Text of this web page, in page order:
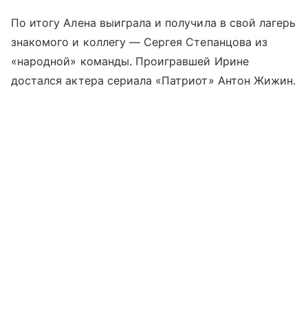
По итогу Алена выиграла и получила в свой лагерь
знакомого и коллегу — Сергея Степанцова из
«народной» команды. Проигравшей Ирине
достался актера сериала «Патриот» Антон Жижин.